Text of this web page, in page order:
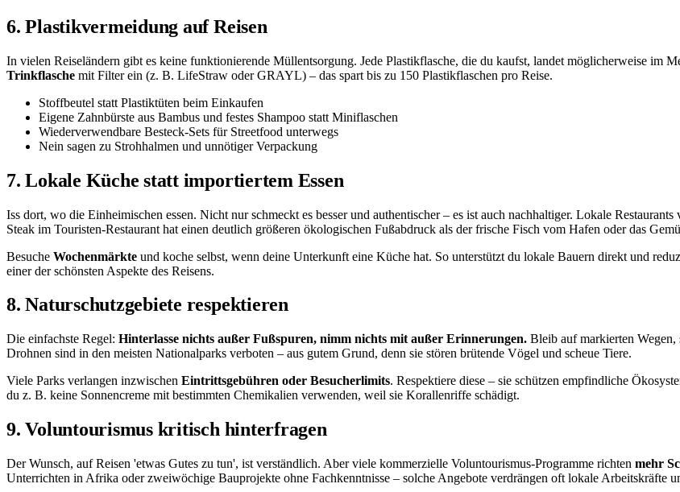
6. Plastikvermeidung auf Reisen
In vielen Reiseländern gibt es keine funktionierende Müllentsorgung. Jede Plastikflasche, die du kaufst, landet möglicherweise im
Trinkflasche mit Filter ein (z. B. LifeStraw oder GRAYL) – das spart bis zu 150 Plastikflaschen pro Reise.
Stoffbeutel statt Plastiktüten beim Einkaufen
Eigene Zahnbürste aus Bambus und festes Shampoo statt Miniflaschen
Wiederverwendbare Besteck-Sets für Streetfood unterwegs
Nein sagen zu Strohhalmen und unnötiger Verpackung
7. Lokale Küche statt importiertem Essen
Iss dort, wo die Einheimischen essen. Nicht nur schmeckt es besser und authentischer – es ist auch nachhaltiger. Lokale
Steak im Touristen-Restaurant hat einen deutlich größeren ökologischen Fußabdruck als der frische Fisch vom Hafen oder das
Besuche Wochenmärkte und koche selbst, wenn deine Unterkunft eine Küche hat. So unterstützt du lokale Bauern direkt und
einer der schönsten Aspekte des Reisens.
8. Naturschutzgebiete respektieren
Die einfachste Regel: Hinterlasse nichts außer Fußspuren, nimm nichts mit außer Erinnerungen. Bleib auf markierten
Drohnen sind in den meisten Nationalparks verboten – aus gutem Grund, denn sie stören brütende Vögel und scheue Tiere.
Viele Parks verlangen inzwischen Eintrittsgebühren oder Besucherlimits. Respektiere diese – sie schützen empfindliche
du z. B. keine Sonnencreme mit bestimmten Chemikalien verwenden, weil sie Korallenriffe schädigt.
9. Voluntourismus kritisch hinterfragen
Der Wunsch, auf Reisen 'etwas Gutes zu tun', ist verständlich. Aber viele kommerzielle Voluntourismus-Programme richten mehr
Unterrichten in Afrika oder zweiwöchige Bauprojekte ohne Fachkenntnisse – solche Angebote verdrängen oft lokale Arbeitskräfte